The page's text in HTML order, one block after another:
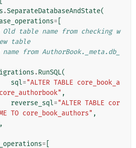
.SeparateDatabaseAndState(
=
Old table name from checking w
table
name from AuthorBook._meta.db_
.RunSQL(
sql="ALTER TABLE core_book_a
,
reverse_sql="ALTER TABLE cor
TO core_book_authors" ,
=